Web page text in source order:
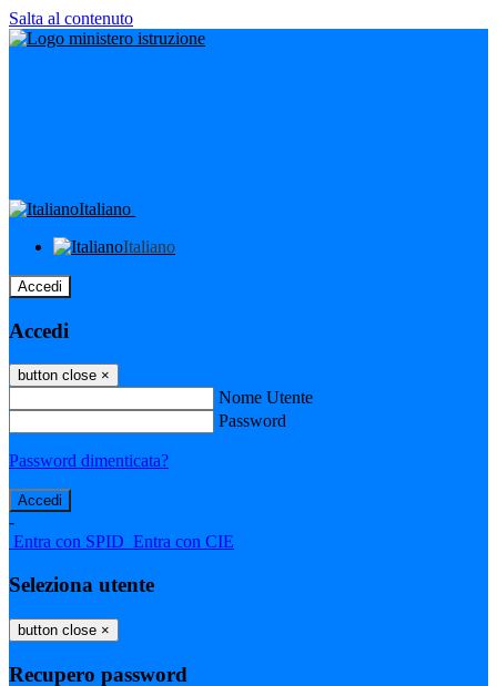
Salta al contenuto
Italiano
Italiano
Accedi
Accedi
button close ×
Nome Utente
Password
Password dimenticata?
-
Entra con SPID Entra con CIE
Seleziona utente
button close ×
Recupero password